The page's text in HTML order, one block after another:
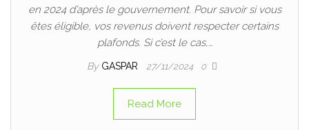
en 2024 d’après le gouvernement. Pour savoir si vous
êtes éligible, vos revenus doivent respecter certains
plafonds. Si c’est le cas,…
By GASPAR 27/11/2024 0
Read More